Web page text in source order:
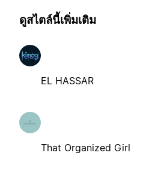
ดูสไตล์นี้เพิ่มเติม
EL HASSAR
That Organized Girl